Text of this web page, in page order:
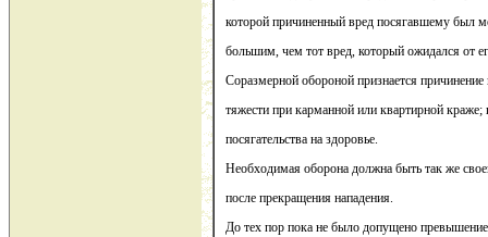
которой причиненный вред посягавшему был
большим, чем тот вред, который ожидался от
Соразмерной обороной признается
тяжести при карманной или квартирной
посягательства на здоровье.
Необходимая оборона должна быть так же
после прекращения нападения.
До тех пор пока не было допущено